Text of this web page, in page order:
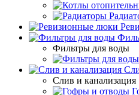
Фильтры для воды
Слив и канализация